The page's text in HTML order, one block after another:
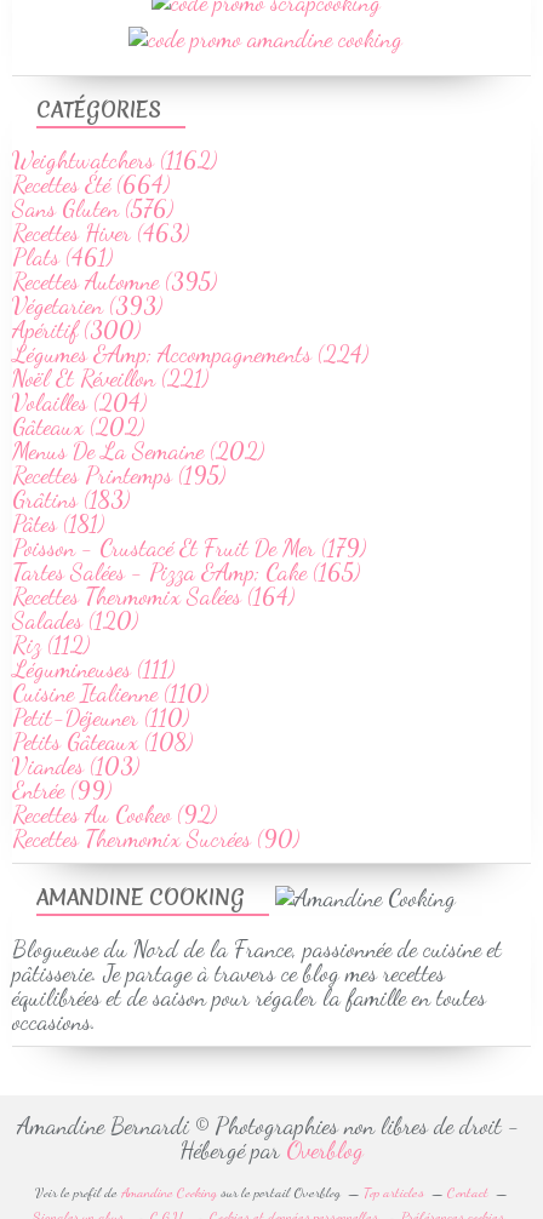
AMANDINE COOKING
Blogueuse du Nord de la France, passionnée de cuisine et
pâtisserie. Je partage à travers ce blog mes recettes
équilibrées et de saison pour régaler la famille en toutes
occasions.
CATÉGORIES
Weightwatchers (1162)
Recettes Été (664)
Sans Gluten (576)
Recettes Hiver (463)
Plats (461)
Recettes Automne (395)
Végetarien (393)
Apéritif (300)
Légumes &Amp; Accompagnements (224)
Noël Et Réveillon (221)
Volailles (204)
Gâteaux (202)
Menus De La Semaine (202)
Recettes Printemps (195)
Grâtins (183)
Pâtes (181)
Poisson - Crustacé Et Fruit De Mer (179)
Tartes Salées - Pizza &Amp; Cake (165)
Recettes Thermomix Salées (164)
Salades (120)
Riz (112)
Légumineuses (111)
Cuisine Italienne (110)
Petit-Déjeuner (110)
Petits Gâteaux (108)
Viandes (103)
Entrée (99)
Recettes Au Cookeo (92)
Recettes Thermomix Sucrées (90)
Amandine Bernardi © Photographies non libres de droit -
Hébergé par Overblog
Voir le profil de Amandine Cooking sur le portail Overblog Top articles
Contact